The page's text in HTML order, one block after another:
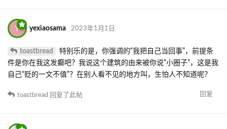
Y yexiaosama 2023年1月1日
toastbread
特别乐的是，你强调的“我把自己当回事”，前提条
件是你在我这发癫吧？我说这个建筑的由来被你说“小圈子”，这是我
自己“贬的一文不值”？在别人看不见的地方叫，生怕人不知道呢？
回复
toastbread 回复了此帖